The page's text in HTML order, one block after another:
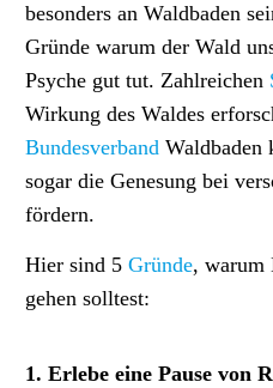
besonders an Waldbaden
Gründe warum der Wald
Psyche gut tut. Zahlreichen
Wirkung des Waldes
Bundesverband Waldbaden
sogar die Genesung bei
fördern.
Hier sind 5 Gründe, warum
gehen solltest:
1. Erlebe eine Pause von